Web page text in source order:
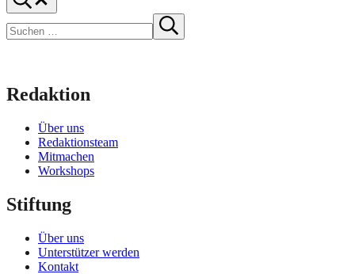
was
denkst
du?
…
Suche
starten
Redaktion
Über uns
Redaktionsteam
Mitmachen
Workshops
Stiftung
Über uns
Unterstützer werden
Kontakt